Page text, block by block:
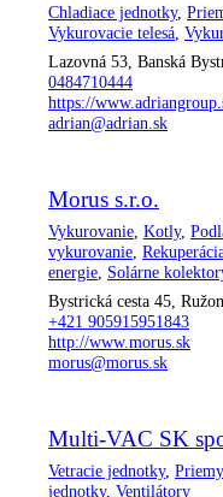
Chladiace jednotky,
Vykurovacie telesá
Lazovná 53, Banská
0484710444
https://
adrian@adrian.sk
Morus s.r.o.
Vykurovanie Kotly,
vykurovanie
energie Solárne
Bystrická cesta 45,
+421 905915951843
http://www.morus.sk
morus@morus.sk
Multi-VAC SK
Vetracie jednotky,
jednotky, Ventilátory